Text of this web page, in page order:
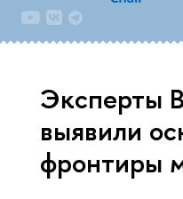
Эксперты
выявили
фронтиры